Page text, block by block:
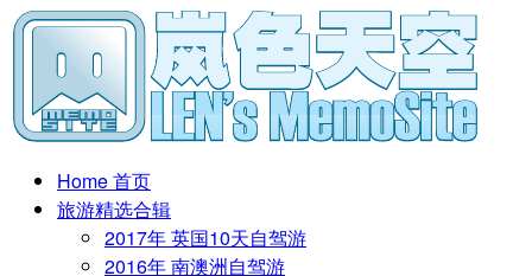
Home 首页
旅游精选合辑
2017年 英国10天自驾游
2016年 南澳洲自驾游